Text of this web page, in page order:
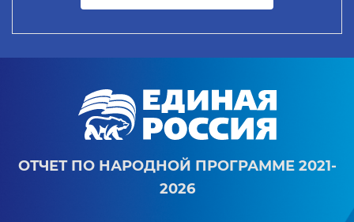
ОТЧЕТ ПО НАРОДНОЙ ПРОГРАММЕ 2021-
2026